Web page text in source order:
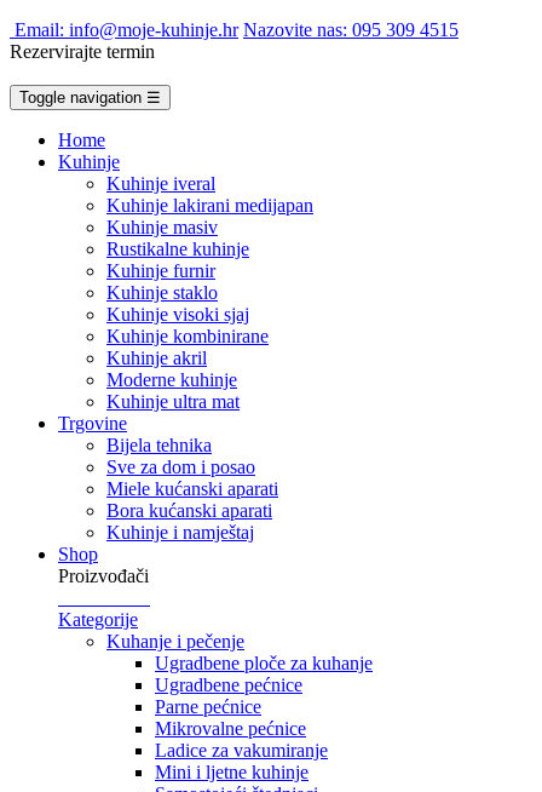
Email: info@moje-kuhinje.hr Nazovite nas: 095 309 4515
Rezervirajte termin
Toggle navigation ☰
Home
Kuhinje
Kuhinje iveral
Kuhinje lakirani medijapan
Kuhinje masiv
Rustikalne kuhinje
Kuhinje furnir
Kuhinje staklo
Kuhinje visoki sjaj
Kuhinje kombinirane
Kuhinje akril
Moderne kuhinje
Kuhinje ultra mat
Trgovine
Bijela tehnika
Sve za dom i posao
Miele kućanski aparati
Bora kućanski aparati
Kuhinje i namještaj
Shop
Proizvođači
Kategorije
Kuhanje i pečenje
Ugradbene ploče za kuhanje
Ugradbene pećnice
Parne pećnice
Mikrovalne pećnice
Ladice za vakumiranje
Mini i ljetne kuhinje